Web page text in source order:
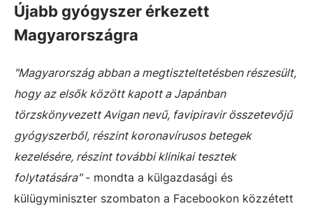
Újabb gyógyszer érkezett
Magyarországra
"Magyarország abban a megtiszteltetésben részesült,
hogy az elsők között kapott a Japánban
törzskönyvezett Avigan nevű, favipiravir összetevőjű
gyógyszerből, részint koronavírusos betegek
kezelésére, részint további klinikai tesztek
folytatására"- mondta a külgazdasági és
külügyminiszter szombaton a Facebookon közzétett